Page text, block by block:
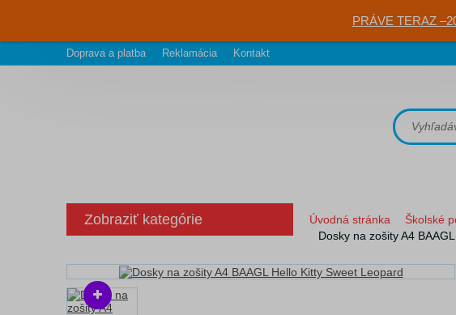
PRÁVE TERAZ
Doprava a platba Reklamácia Kontakt
Zobraziť kategórie Úvodná stránka Školské
Dosky na zošity A4